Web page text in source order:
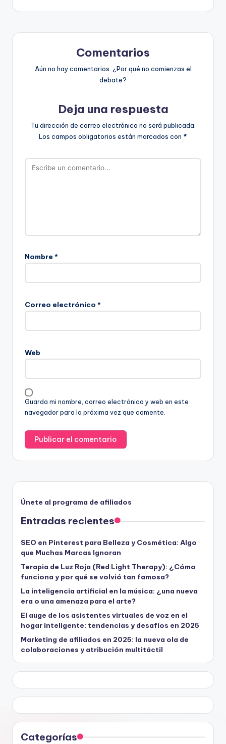
Comentarios
Aún no hay comentarios. ¿Por qué no comienzas el
debate?
Deja una respuesta
Tu dirección de correo electrónico no será publicada.
Los campos obligatorios están marcados con *
Nombre *
Correo electrónico *
Web
Guarda mi nombre, correo electrónico y web en este
navegador para la próxima vez que comente.
Únete al programa de afiliados
Entradas recientes
SEO en Pinterest para Belleza y Cosmética: Algo
que Muchas Marcas Ignoran
Terapia de Luz Roja (Red Light Therapy): ¿Cómo
funciona y por qué se volvió tan famosa?
La inteligencia artificial en la música: ¿una nueva
era o una amenaza para el arte?
El auge de los asistentes virtuales de voz en el
hogar inteligente: tendencias y desafíos en 2025
Marketing de afiliados en 2025: la nueva ola de
colaboraciones y atribución multitáctil
Categorías